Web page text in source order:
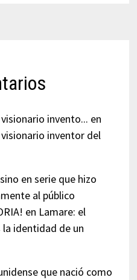
invento... en
inventor del
en serie que hizo
al público
en Lamare: el
identidad de un
que nació como